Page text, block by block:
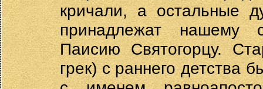
кричали, а остальные
принадлежат нашему
Паисию Святогорцу.
грек) с раннего детства